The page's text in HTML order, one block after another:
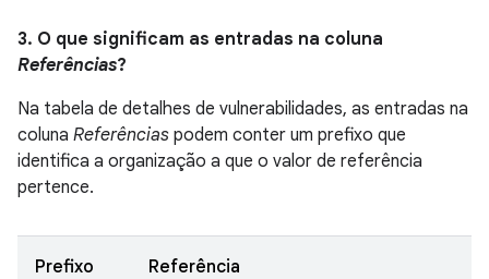
3. O que significam as entradas na coluna
Referências?
Na tabela de detalhes de vulnerabilidades, as entradas na
coluna Referências podem conter um prefixo que
identifica a organização a que o valor de referência
pertence.
Prefixo Referência